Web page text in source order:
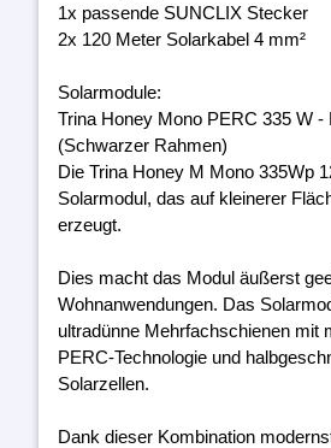
1x passende SUNCLIX Stecker
2x 120 Meter Solarkabel 4 mm²
Solarmodule:
Trina Honey Mono PERC 335 W -
(Schwarzer Rahmen)
Die Trina Honey M Mono 335Wp
Solarmodul, das auf kleinerer
erzeugt.
Dies macht das Modul äußerst
Wohnanwendungen. Das
ultradünne Mehrfachschienen mit
PERC-Technologie und
Solarzellen.
Dank dieser Kombination